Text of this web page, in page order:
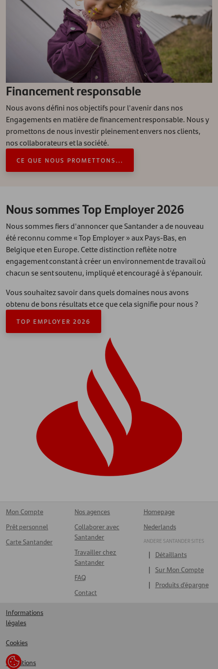
Financement responsable
Nous avons défini nos objectifs pour l'avenir dans nos
Engagements en matière de financement responsable. Nous y
promettons de nous investir pleinement envers nos clients,
nos collaborateurs et la société.
CE QUE NOUS PROMETTONS...
Nous sommes Top Employer 2026
Nous sommes fiers d'annoncer que Santander a de nouveau
été reconnu comme « Top Employer » aux Pays-Bas, en
Belgique et en Europe. Cette distinction reflète notre
engagement constant à créer un environnement de travail où
chacun se sent soutenu, impliqué et encouragé à s'épanouir.
Vous souhaitez savoir dans quels domaines nous avons
obtenu de bons résultats et ce que cela signifie pour nous ?
TOP EMPLOYER 2026
Mon Compte
Prêt personnel
Carte Santander
Nos agences
Collaborer avec
Santander
Travailler chez
Santander
FAQ
Contact
Homepage
Nederlands
ANDERE SANTANDER SITES
Détaillants
Sur Mon Compte
Produits d’épargne
Informations
légales
Cookies
Conditions